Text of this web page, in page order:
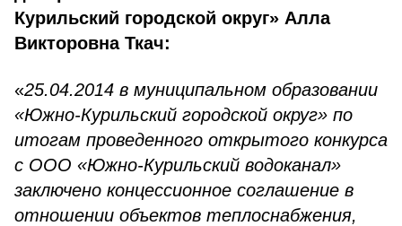
Курильский городской округ» Алла
Викторовна Ткач:
«25.04.2014 в муниципальном образовании
«Южно-Курильский городской округ» по
итогам проведенного открытого конкурса
с ООО «Южно-Курильский водоканал»
заключено концессионное соглашение в
отношении объектов теплоснабжения,